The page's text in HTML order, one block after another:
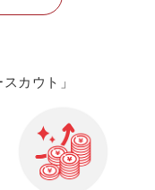
カウト」